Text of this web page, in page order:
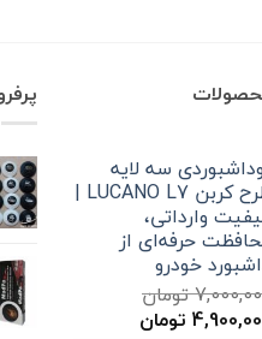
سه‌ لایه
طرح کربن LUCANO L7 |
وارداتی،
حرفه‌ای از
خودرو
تومان
تومان